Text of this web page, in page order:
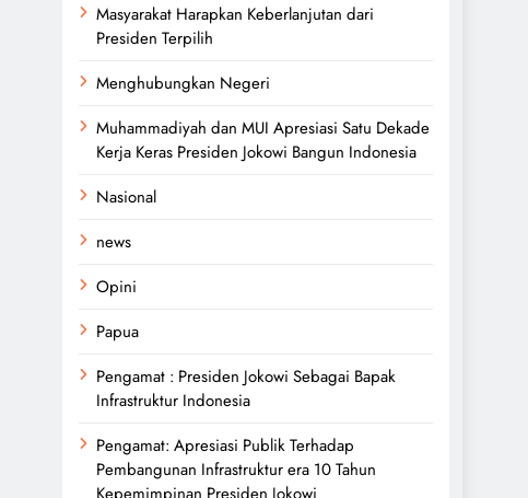
Masyarakat Harapkan Keberlanjutan dari
Presiden Terpilih
Menghubungkan Negeri
Muhammadiyah dan MUI Apresiasi Satu Dekade
Kerja Keras Presiden Jokowi Bangun Indonesia
Nasional
news
Opini
Papua
Pengamat : Presiden Jokowi Sebagai Bapak
Infrastruktur Indonesia
Pengamat: Apresiasi Publik Terhadap
Pembangunan Infrastruktur era 10 Tahun